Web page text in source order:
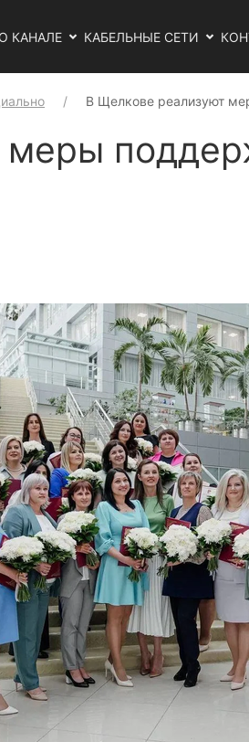
О КАНАЛЕ КАБЕЛЬНЫЕ СЕТИ
В Щелкове реализуют